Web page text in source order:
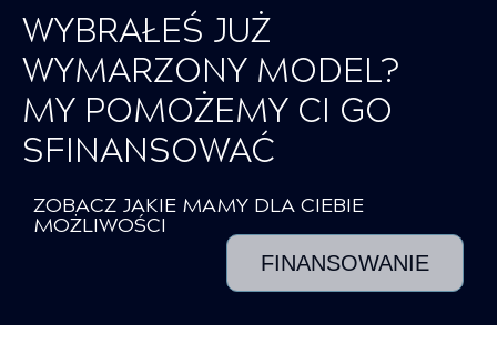
WYBRAŁEŚ JUŻ
WYMARZONY MODEL?
MY POMOŻEMY CI GO
SFINANSOWAĆ
ZOBACZ JAKIE MAMY DLA CIEBIE
MOŻLIWOŚCI
FINANSOWANIE